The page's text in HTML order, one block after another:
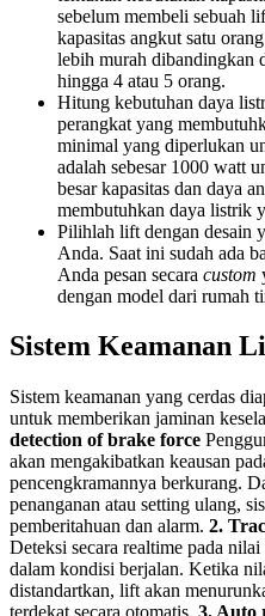
sebelum membeli sebuah
kapasitas angkut satu
lebih murah dibandingkan
hingga 4 atau 5 orang.
Hitung kebutuhan daya
perangkat yang
minimal yang diperlukan
adalah sebesar 1000 watt
besar kapasitas dan daya
membutuhkan daya listrik
Pilihlah lift dengan desain
Anda. Saat ini sudah ada
Anda pesan secara custom
dengan model dari rumah
Sistem Keamanan
Sistem keamanan yang cerdas
untuk memberikan jaminan
detection of brake force
akan mengakibatkan keausan
pencengkramannya berkurang.
penanganan atau setting ulang,
pemberitahuan dan alarm. 2.
Deteksi secara realtime pada
dalam kondisi berjalan. Ketika
distandartkan, lift akan